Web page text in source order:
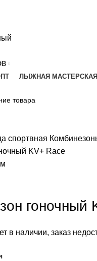
ЛЫЖНАЯ МАСТЕРСКАЯ
спортвная
KV+ Race
гоночный
в наличии, заказ